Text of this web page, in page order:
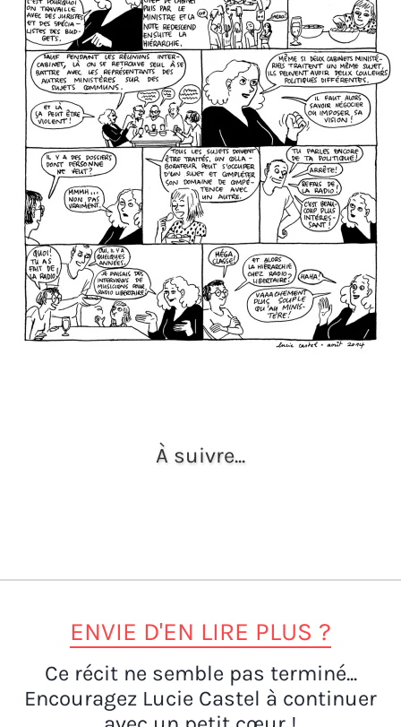
À suivre...
ENVIE D'EN LIRE PLUS ?
Ce récit ne semble pas terminé...
Encouragez Lucie Castel à continuer